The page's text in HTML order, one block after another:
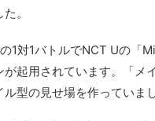
。
1対1バトルでNCT Uの「
起用されています。「
型の見せ場を作っていま